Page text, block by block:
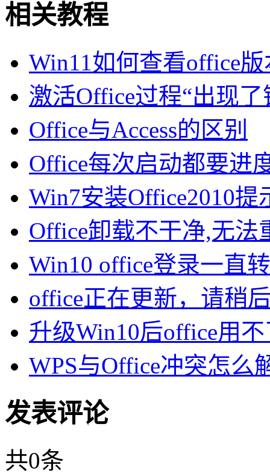
相关教程
Win11如何查看office
激活Office过程“出现
Office与Access的区别
Office每次启动都要进
Win7安装Office2010
Office卸载不干净,无
Win10 office登录一直
office正在更新，请稍
升级Win10后office用
WPS与Office冲突怎么
发表评论
共0条